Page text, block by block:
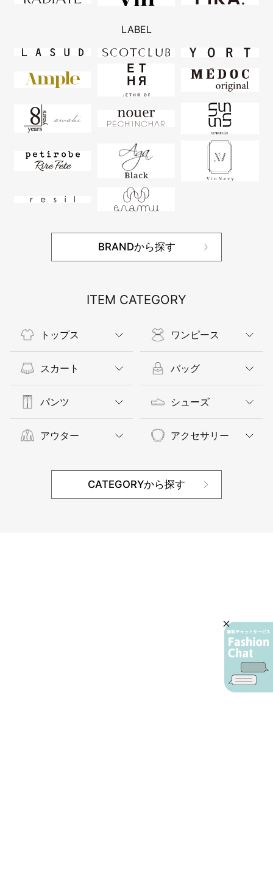
LABEL
BRANDから探す
ITEM CATEGORY
トップス
スカート
パンツ
アウター
ワンピース
バッグ
シューズ
アクセサリー
CATEGORYから探す